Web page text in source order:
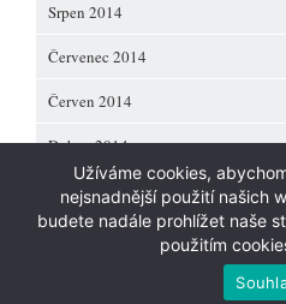
Srpen 2014
Červenec 2014
Červen 2014
Duben 2014
Copyright 2013
Užíváme cookies,
nejsnadnější použití našich
budete nadále prohlížet naše
použitím